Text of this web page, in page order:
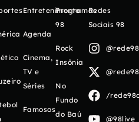
Entretenimento
Agenda
Cinema,
TV e
Séries
Famosos
Programas
98
Rock
Insônia
No
Fundo
do Baú
Redes
Sociais 98
/
@98live